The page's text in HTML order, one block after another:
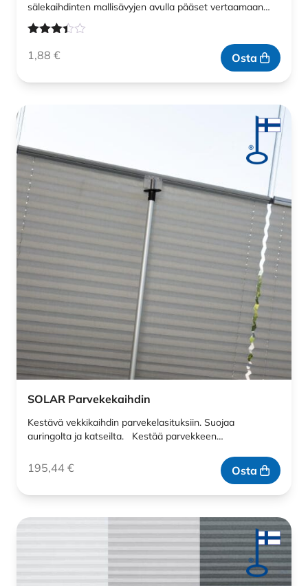
sälekaihdinten mallisävyjen avulla pääset vertaamaan…
tuotteesta:
1,88 € Osta
SOLAR Parvekekaihdin
Kestävä vekkikaihdin parvekelasituksiin. Suojaa
auringolta ja katseilta. Kestää parvekkeen…
195,44 € Osta